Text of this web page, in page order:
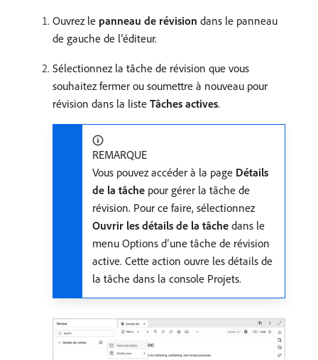
Ouvrez le panneau de révision dans le panneau
de gauche de l’éditeur.
Sélectionnez la tâche de révision que vous
souhaitez fermer ou soumettre à nouveau pour
révision dans la liste Tâches actives.
REMARQUE
Vous pouvez accéder à la page Détails
de la tâche pour gérer la tâche de
révision. Pour ce faire, sélectionnez
Ouvrir les détails de la tâche dans le
menu Options d’une tâche de révision
active. Cette action ouvre les détails de
la tâche dans la console Projets.